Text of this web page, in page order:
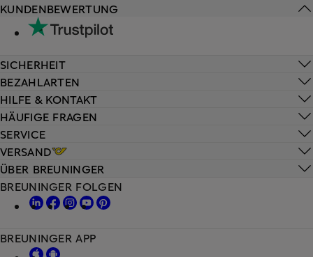
HILFE & KONTAKT
HÄUFIGE FRAGEN
SERVICE
VERSAND
KUNDENBEWERTUNG
SICHERHEIT
BEZAHLARTEN
ÜBER BREUNINGER
BREUNINGER FOLGEN
BREUNINGER APP